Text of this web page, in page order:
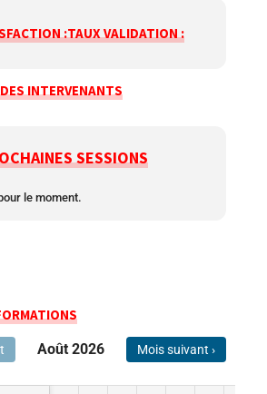
:TAUX VALIDATION :
INTERVENANTS
SESSIONS
le moment.
Août 2026 Mois suivant ›